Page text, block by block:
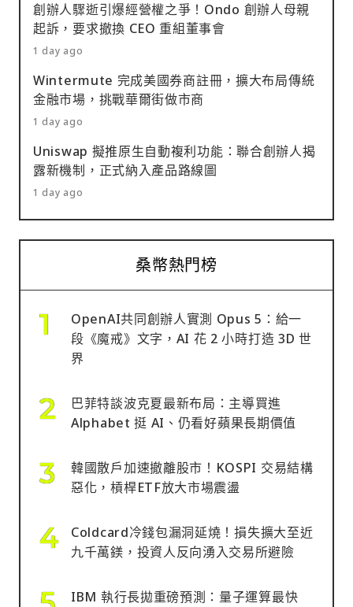
創辦人驟逝引爆經營權之爭！Ondo 創辦人母親
起訴，要求撤換 CEO 重組董事會
1 day ago
Wintermute 完成美國券商註冊，擴大布局傳統
金融市場，挑戰華爾街做市商
1 day ago
Uniswap 擬推原生自動複利功能：聯合創辦人揭
露新機制，正式納入產品路線圖
1 day ago
桑幣熱門榜
OpenAI共同創辦人實測 Opus 5：給一
段《魔戒》文字，AI 花 2 小時打造 3D 世
界
巴菲特談波克夏最新布局：主導買進
Alphabet 挺 AI、仍看好蘋果長期價值
韓國散戶加速撤離股市！KOSPI 交易結構
惡化，槓桿ETF放大市場震盪
Coldcard冷錢包漏洞延燒！損失擴大至近
九千萬鎂，投資人反向湧入交易所避險
IBM 執行長拋重磅預測：量子運算最快